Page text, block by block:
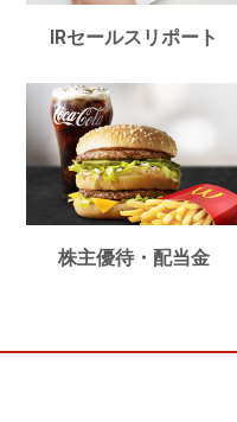
IRセールスリポート
株主優待・配当金